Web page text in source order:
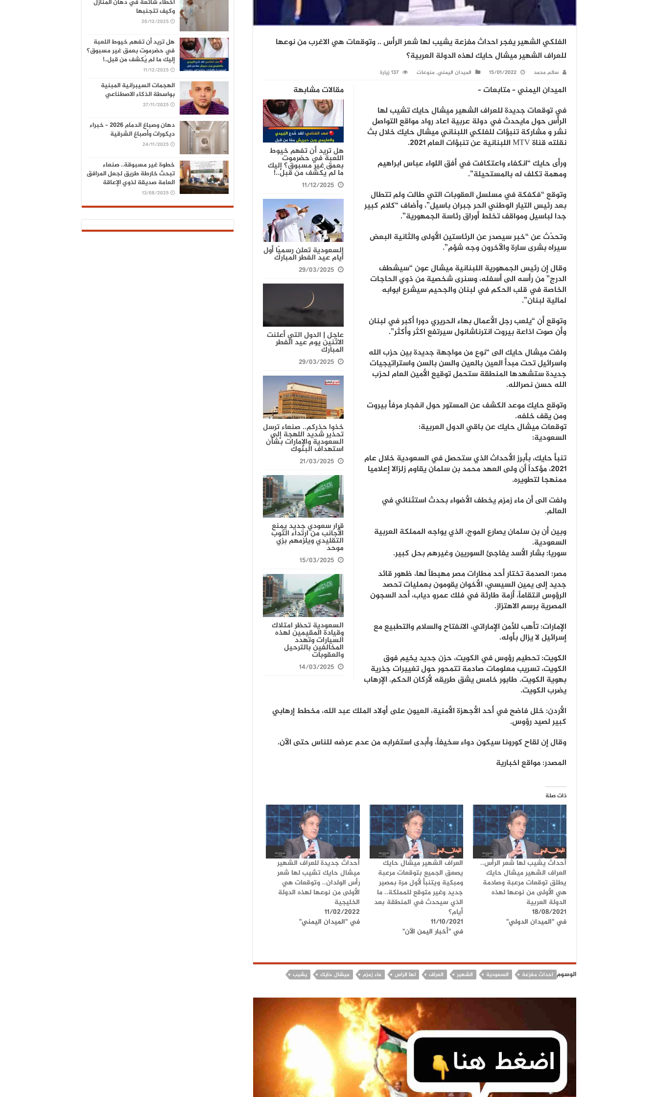
الفلكي الشهير يفجر احداث مفزعة يشيب لها شعر الرأس .. وتوقعات هي الاغرب من نوعها
للعراف الشهير ميشال حايك لهذه الدولة العربية؟
سالم محمد 15/01/2022 الميدان اليمني, منوعات 137 زيارة
مقالات مشابهة
هل تريد أن تفهم خيوط
اللعبة في حضرموت
بعمق غير مسبوق؟ إليك
ما لم يُكشف من قبل..!
11/12/2025
السعودية تعلن رسميًا أول
أيام عيد الفطر المبارك
29/03/2025
عاجل | الدول التي أعلنت
الاثنين يوم عيد الفطر
المبارك
29/03/2025
خذوا حذركم.. صنعاء ترسل
تحذير شديد اللهجة إلى
السعودية والإمارات بشأن
استهداف البنوك
21/03/2025
قرار سعودي جديد يمنع
الأجانب من ارتداء الثوب
التقليدي ويلزمهم بزي
موحد
15/03/2025
السعودية تحظر امتلاك
وقيادة المقيمين لهذه
السيارات وتهدد
المخالفين بالترحيل
والعقوبات
14/03/2025
الميدان اليمني – متابعات –
في توقعات جديدة للعراف الشهير ميشال حايك تشيب لها
الرأس حول مايحدث في دولة عربية اعاد رواد مواقع التواصل
نشر و مشاركة تنبؤات للفلكي اللبناني ميشال حايك خلال بث
نقلته قناة MTV اللبنانية عن تنبؤات العام 2021.
ورأى حايك “انكفاء واعتكافت في أفق اللواء عباس ابراهيم
ومهمة تكلف له بالمستحيلة”.
وتوقع “فكفكة في مسلسل العقوبات التي طالت ولم تتطال
بعد رئيس التيار الوطني الحر جبران باسيل”، وأضاف “كلام كبير
جدا لباسيل ومواقف تخلط أوراق رئاسة الجمهورية”.
وتحدّث عن “خبر سيصدر عن الرئاستين الأولى والثانية البعض
سيراه بشرى سارة والآخرون وجه شؤم”.
وقال إن رئيس الجمهورية اللبنانية ميشال عون “سيشطف
الدرج” من رأسه الى أسفله، وسنرى شخصية من ذوي الحاجات
الخاصة في قلب الحكم في لبنان والجحيم سيشرع ابوابه
لمالية لبنان”.
وتوقع أن “يلعب رجل الأعمال بهاء الحريري دورا أكبر في لبنان
وأن صوت اذاعة بيروت انترناشانول سيرتفع اكثر وأكثر”.
ولفت ميشال حايك الى “نوع من مواجهة جديدة بين حزب الله
واسرائيل تحت مبدأ العين بالعين والسن بالسن واستراتيجيات
جديدة ستشهدها المنطقة ستحمل توقيع الأمين العام لحزب
الله حسن نصرالله.
وتوقع حايك موعد الكشف عن المستور حول انفجار مرفأ بيروت
ومن يقف خلفه.
توقعات ميشال حايك عن باقي الدول العربية:
السعودية:
تنبأ حايك، بأبرز الأحداث الذي ستحصل في السعودية خلال عام
2021، مؤكداً أن ولى العهد محمد بن سلمان يقاوم زلزالا إعلاميا
ممنهجا لتطويره.
ولفت الى أن ماء زمزم يخطف الأضواء بحدث استثنائي في
العالم.
وبين أن بن سلمان يصارع الموج، الذي يواجه المملكة العربية
السعودية.
سوريا: بشار الأسد يفاجئ السوريين وغيرهم بحل كبير.
مصر: الصدمة تختار أحد مطارات مصر مهبطاً لها، ظهور قائد
جديد إلى يمين السيسي، الأخوان يقومون بعمليات تحصد
الرؤوس انتقاماً، أزمة طارئة في فلك عمرو دياب، أحد السجون
المصرية برسم الاهتزاز.
الإمارات: تأهب للأمن الإماراتي، الانفتاح والسلام والتطبيع مع
إسرائيل لا يزال بأوله.
الكويت: تحطيم رؤوس في الكويت، حزن جديد يخيم فوق
الكويت، تسريب معلومات صادمة تتمحور حول تغييرات جذرية
بهوية الكويت. طابور خامس يشق طريقه لأركان الحكم. الإرهاب
يضرب الكويت.
الأردن: خلل فاضح في أحد الأجهزة الأمنية، العيون على أولاد الملك عبد الله، مخطط إرهابي
كبير لصيد رؤوس.
وقال إن لقاح كورونا سيكون دواء سخيفاً، وأبدى استغرابه من عدم عرضه للناس حتى الآن.
المصدر: مواقع اخبارية
ذات صلة
أحداث يشيب لها شعر الرأس..
العراف الشهير ميشال حايك
يطلق توقعات مرعبة وصادمة
هي الأولى من نوعها لهذه
الدولة العربية
18/08/2021
في "الميدان الدولي"
العراف الشهير ميشال حايك
يصعق الجميع بتوقعات مرعبة
ومبكية ويتنبأ لأول مرة بمصير
جديد وغير متوقع للمملكة.. ما
الذي سيحدث في المنطقة بعد
أيام؟
11/10/2021
في "أخبار اليمن الآن"
أحداث جديدة للعراف الشهير
ميشال حايك تشيب لها شعر
رأس الولدان.. وتوقعات هي
الأولى من نوعها لهذه الدولة
الخليجية
11/02/2022
في "الميدان اليمني"
الوسوم احداث مفزعة السعودية الشهير العراف لها الراس ماء زمزم ميشال حايك يشيب
أخطاء شائعة في دهان المنازل
وكيف تتجنبها
20/12/2025
هل تريد أن تفهم خيوط اللعبة
في حضرموت بعمق غير مسبوق؟
إليك ما لم يُكشف من قبل..!
11/12/2025
الهجمات السيبرانية المبنية
بواسطة الذكاء الاصطناعي
27/11/2025
دهان وصباغ الدمام 2026 – خبراء
ديكورات وأصباغ الشرقية
24/11/2025
خطوة غير مسبوقة.. صنعاء
تبحث خارطة طريق لجعل المرافق
العامة صديقة لذوي الإعاقة
13/08/2025